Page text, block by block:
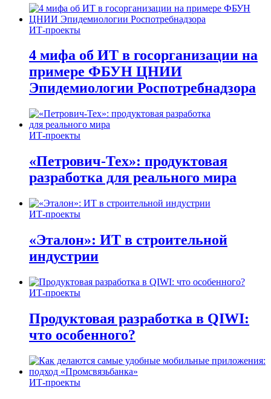
ИТ-проекты
4 мифа об ИТ в госорганизации на
примере ФБУН ЦНИИ
Эпидемиологии Роспотребнадзора
ИТ-проекты
«Петрович-Тех»: продуктовая
разработка для реального мира
ИТ-проекты
«Эталон»: ИТ в строительной
индустрии
ИТ-проекты
Продуктовая разработка в QIWI:
что особенного?
ИТ-проекты